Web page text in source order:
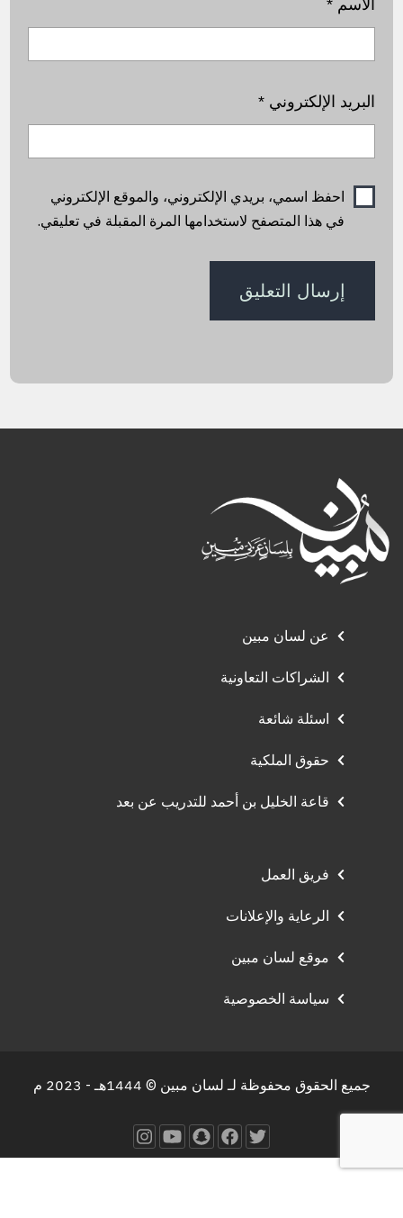
الاسم*
البريد الإلكتروني*
احفظ اسمي، بريدي الإلكتروني، والموقع الإلكتروني
في هذا المتصفح لاستخدامها المرة المقبلة في تعليقي.
عن لسان مبين
الشراكات التعاونية
اسئلة شائعة
حقوق الملكية
قاعة الخليل بن أحمد للتدريب عن بعد
فريق العمل
الرعاية والإعلانات
موقع لسان مبين
سياسة الخصوصية
جميع الحقوق محفوظة لـ لسان مبين © 1444هـ - 2023 م